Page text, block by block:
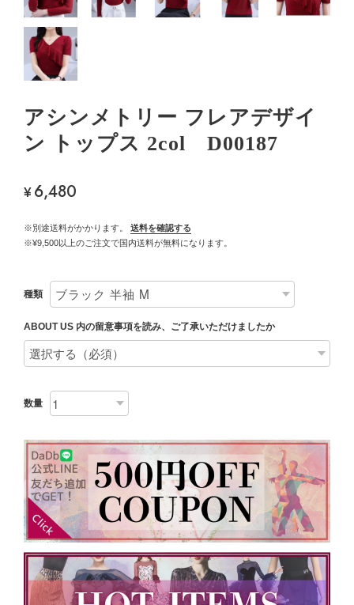
アシンメトリー フレアデザイ
ン トップス 2col D00187
¥6,480
※別途送料がかかります。
送料を確認する
※¥9,500以上のご注文で国内送料が無料になります。
種類
ABOUT US 内の留意事項を読み、ご了承いただけましたか
数量